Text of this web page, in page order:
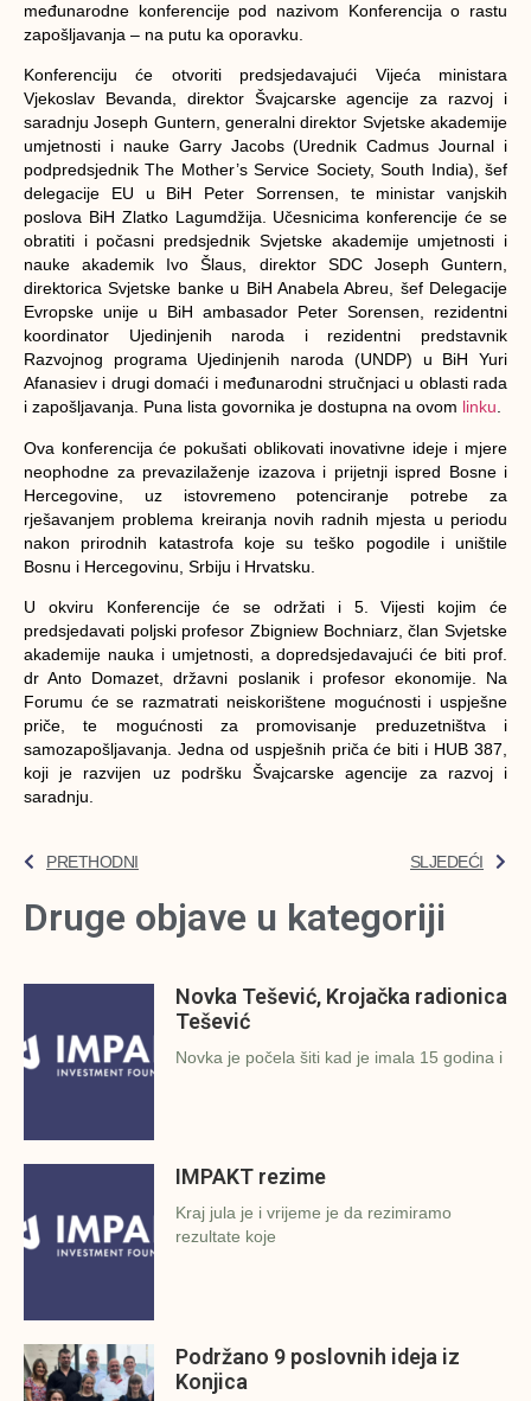
međunarodne konferencije pod nazivom Konferencija o rastu
zapošljavanja – na putu ka oporavku.
Konferenciju će otvoriti predsjedavajući Vijeća ministara
Vjekoslav Bevanda, direktor Švajcarske agencije za razvoj i
saradnju Joseph Guntern, generalni direktor Svjetske akademije
umjetnosti i nauke Garry Jacobs (Urednik Cadmus Journal i
podpredsjednik The Mother’s Service Society, South India), šef
delegacije EU u BiH Peter Sorrensen, te ministar vanjskih
poslova BiH Zlatko Lagumdžija. Učesnicima konferencije će se
obratiti i počasni predsjednik Svjetske akademije umjetnosti i
nauke akademik Ivo Šlaus, direktor SDC Joseph Guntern,
direktorica Svjetske banke u BiH Anabela Abreu, šef Delegacije
Evropske unije u BiH ambasador Peter Sorensen, rezidentni
koordinator Ujedinjenih naroda i rezidentni predstavnik
Razvojnog programa Ujedinjenih naroda (UNDP) u BiH Yuri
Afanasiev i drugi domaći i međunarodni stručnjaci u oblasti rada
i zapošljavanja. Puna lista govornika je dostupna na ovom linku.
Ova konferencija će pokušati oblikovati inovativne ideje i mjere
neophodne za prevazilaženje izazova i prijetnji ispred Bosne i
Hercegovine, uz istovremeno potenciranje potrebe za
rješavanjem problema kreiranja novih radnih mjesta u periodu
nakon prirodnih katastrofa koje su teško pogodile i uništile
Bosnu i Hercegovinu, Srbiju i Hrvatsku.
U okviru Konferencije će se održati i 5. Vijesti kojim će
predsjedavati poljski profesor Zbigniew Bochniarz, član Svjetske
akademije nauka i umjetnosti, a dopredsjedavajući će biti prof.
dr Anto Domazet, državni poslanik i profesor ekonomije. Na
Forumu će se razmatrati neiskorištene mogućnosti i uspješne
priče, te mogućnosti za promovisanje preduzetništva i
samozapošljavanja. Jedna od uspješnih priča će biti i HUB 387,
koji je razvijen uz podršku Švajcarske agencije za razvoj i
saradnju.
PRETHODNI SLJEDEĆI
Druge objave u kategoriji
Novka Tešević, Krojačka radionica
Tešević
Novka je počela šiti kad je imala 15 godina i
IMPAKT rezime
Kraj jula je i vrijeme je da rezimiramo
rezultate koje
Podržano 9 poslovnih ideja iz
Konjica